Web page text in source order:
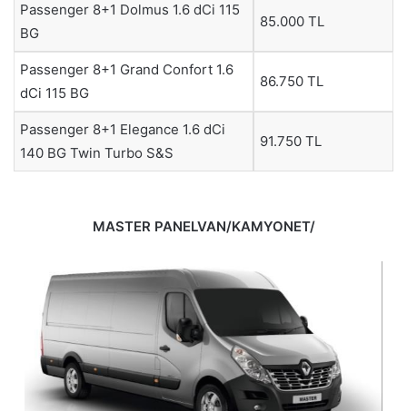
Passenger 8+1 Dolmus 1.6 dCi 115
BG
85.000 TL
Passenger 8+1 Grand Confort 1.6
dCi 115 BG
86.750 TL
Passenger 8+1 Elegance 1.6 dCi
140 BG Twin Turbo S&S
91.750 TL
MASTER PANELVAN/KAMYONET/